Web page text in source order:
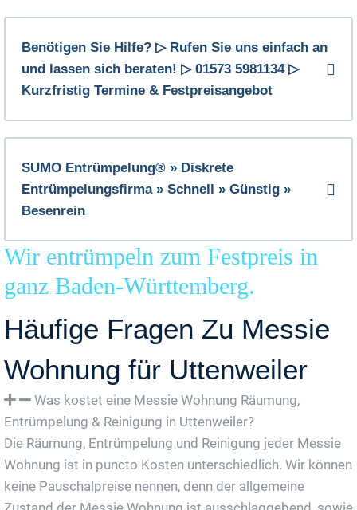
Benötigen Sie Hilfe? ▷ Rufen Sie uns einfach an
und lassen sich beraten! ▷ 01573 5981134 ▷
Kurzfristig Termine & Festpreisangebot
SUMO Entrümpelung® » Diskrete
Entrümpelungsfirma » Schnell » Günstig »
Besenrein
Wir entrümpeln zum Festpreis in
ganz Baden-Württemberg.
Häufige Fragen Zu Messie
Wohnung für Uttenweiler
Was kostet eine Messie Wohnung Räumung,
Entrümpelung & Reinigung in Uttenweiler?
Die Räumung, Entrümpelung und Reinigung jeder Messie
Wohnung ist in puncto Kosten unterschiedlich. Wir können
keine Pauschalpreise nennen, denn der allgemeine